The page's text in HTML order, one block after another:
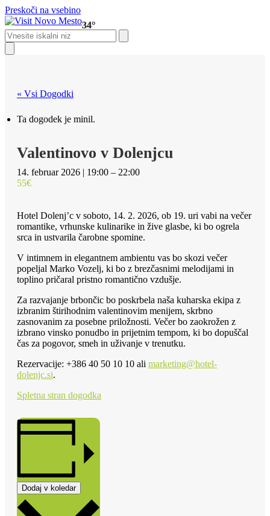
Preskoči na vsebino
34°
Open
mobile
menu
Close
mobile
menu
Search
Close
« Vsi Dogodki
Ta dogodek je minil.
Valentinovo v Dolenjcu
14. februar 2026 | 19:00 – 22:00
55€
Hotel Dolenj’c v soboto, 14. 2. 2026, ob 19. uri vabi na večer
romantike, vrhunske kulinarike in žive glasbe, ki bo ogrela
srca in ustvarila čarobne spomine.
V intimnem in elegantnem ambientu vas bo skozi večer
popeljal Marko Vozelj, ki bo z brezčasnimi melodijami in
toplino pričaral pristno romantično vzdušje.
Za razvajanje brbončic bo poskrbela naša kuharska ekipa z
izbranim štirihodnim valentinovim menijem, skrbno
zasnovanim za posebne priložnosti. Večer bo zaokrožen z
izbrano vinsko ponudbo in prijetnim tempom, ki bo dopuščal
čas za pogovor, smeh in uživanje v trenutku.
Rezervacije: +386 40 50 10 10 ali marketing@hotel-
dolenjc.si.
Spletna stran dogodka
Dodaj v koledar